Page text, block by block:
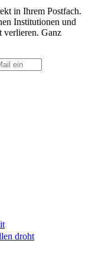
in Ihrem Postfach.
Institutionen und
verlieren. Ganz
droht